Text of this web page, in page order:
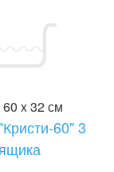
x 32 см
60" 3
ящика